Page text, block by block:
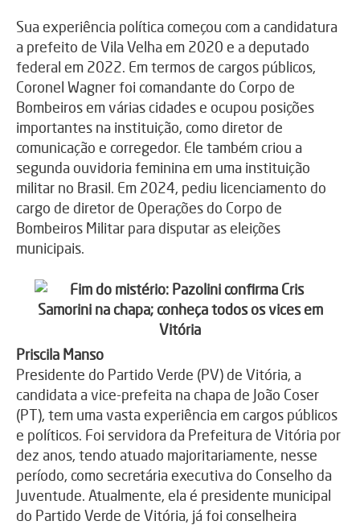
Sua experiência política começou com a candidatura
a prefeito de Vila Velha em 2020 e a deputado
federal em 2022. Em termos de cargos públicos,
Coronel Wagner foi comandante do Corpo de
Bombeiros em várias cidades e ocupou posições
importantes na instituição, como diretor de
comunicação e corregedor. Ele também criou a
segunda ouvidoria feminina em uma instituição
militar no Brasil. Em 2024, pediu licenciamento do
cargo de diretor de Operações do Corpo de
Bombeiros Militar para disputar as eleições
municipais.
Priscila Manso
Presidente do Partido Verde (PV) de Vitória, a
candidata a vice-prefeita na chapa de João Coser
(PT), tem uma vasta experiência em cargos públicos
e políticos. Foi servidora da Prefeitura de Vitória por
dez anos, tendo atuado majoritariamente, nesse
período, como secretária executiva do Conselho da
Juventude. Atualmente, ela é presidente municipal
do Partido Verde de Vitória, já foi conselheira